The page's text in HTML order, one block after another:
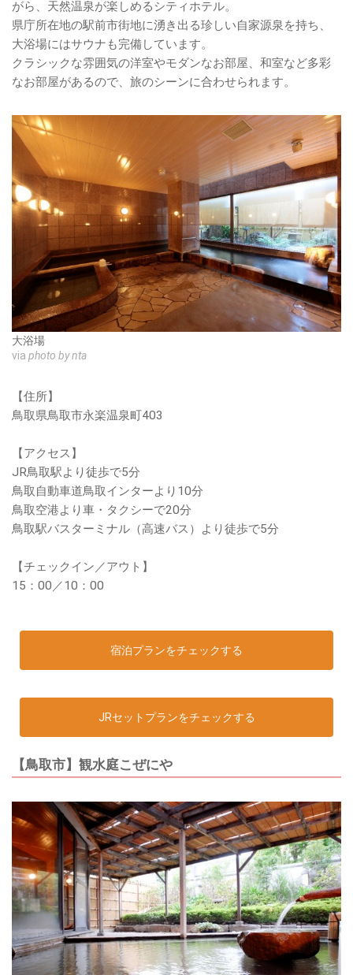
がら、天然温泉が楽しめるシティホテル。
県庁所在地の駅前市街地に湧き出る珍しい自家源泉を持ち、
大浴場にはサウナも完備しています。
クラシックな雰囲気の洋室やモダンなお部屋、和室など多彩
なお部屋があるので、旅のシーンに合わせられます。
大浴場
via photo by nta
【住所】
鳥取県鳥取市永楽温泉町403
【アクセス】
JR鳥取駅より徒歩で5分
鳥取自動車道鳥取インターより10分
鳥取空港より車・タクシーで20分
鳥取駅バスターミナル（高速バス）より徒歩で5分
【チェックイン／アウト】
15：00／10：00
宿泊プランをチェックする
JRセットプランをチェックする
【鳥取市】観水庭こぜにや